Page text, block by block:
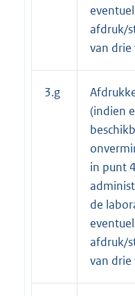
afdruk/
van drie
3.g
(indien
in punt
de
afdruk/
van drie